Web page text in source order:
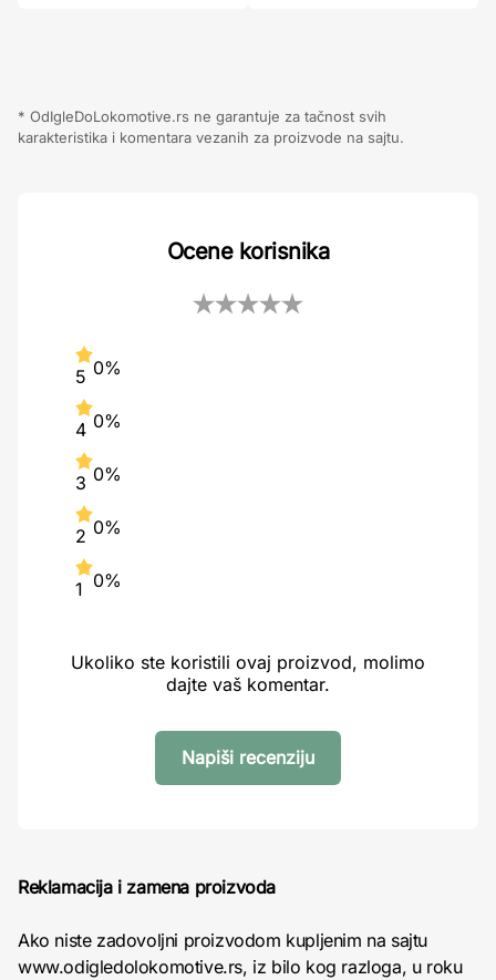
* OdIgleDoLokomotive.rs ne garantuje za tačnost svih
karakteristika i komentara vezanih za proizvode na sajtu.
Ocene korisnika
5 0%
4 0%
3 0%
2 0%
1 0%
Ukoliko ste koristili ovaj proizvod, molimo
dajte vaš komentar.
Napiši recenziju
Reklamacija i zamena proizvoda
Ako niste zadovoljni proizvodom kupljenim na sajtu
www.odigledolokomotive.rs, iz bilo kog razloga, u roku